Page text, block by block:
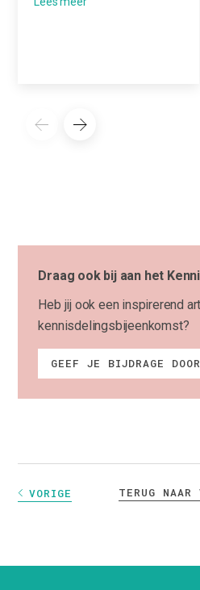
Draag ook bij aan het
Heb jij ook een inspirerend
kennisdelingsbijeenkomst?
GEEF JE BIJDRAGE DOOR
VORIGE TERUG NAAR